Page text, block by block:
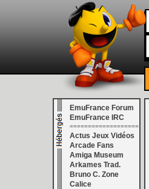
EmuFrance Forum
EmuFrance IRC
===================
Actus Jeux Vidéos
Arcade Fans
Amiga Museum
Arkames Trad.
Bruno C. Zone
Calice